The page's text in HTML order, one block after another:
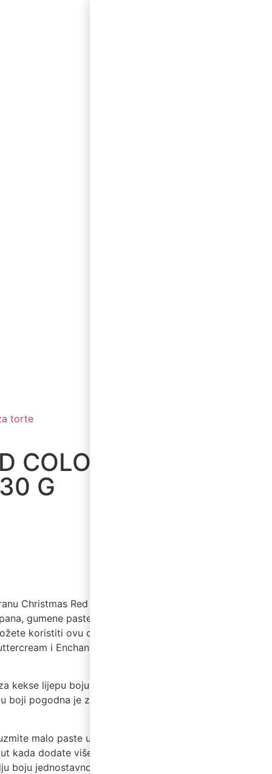
torte
COLOR
G
Christmas Red savršena
gumene paste, paste za
koristiti ovu crvenu boju
i Enchanted
kekse lijepu boju s ovom
boji pogodna je za pečenje
malo paste u boji iz
kada dodate više boje i
boju jednostavno dodajte